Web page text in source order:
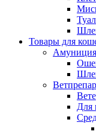
Товары для
Амуниция
Для